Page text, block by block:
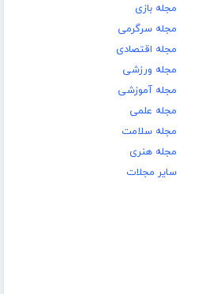
مجله بازی
مجله سرگرمی
مجله اقتصادی
مجله ورزشی
مجله آموزشی
مجله علمی
مجله سلامت
مجله هنری
سایر مجلات